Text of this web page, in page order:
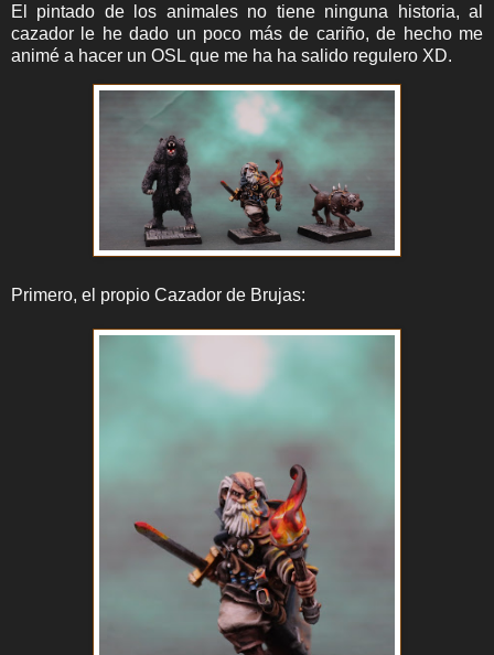
El pintado de los animales no tiene ninguna historia, al
cazador le he dado un poco más de cariño, de hecho me
animé a hacer un OSL que me ha ha salido regulero XD.
Primero, el propio Cazador de Brujas: